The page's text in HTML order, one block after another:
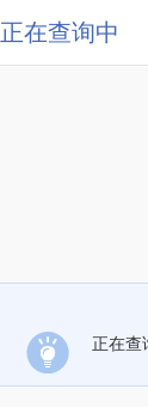
正在查询中
正在查